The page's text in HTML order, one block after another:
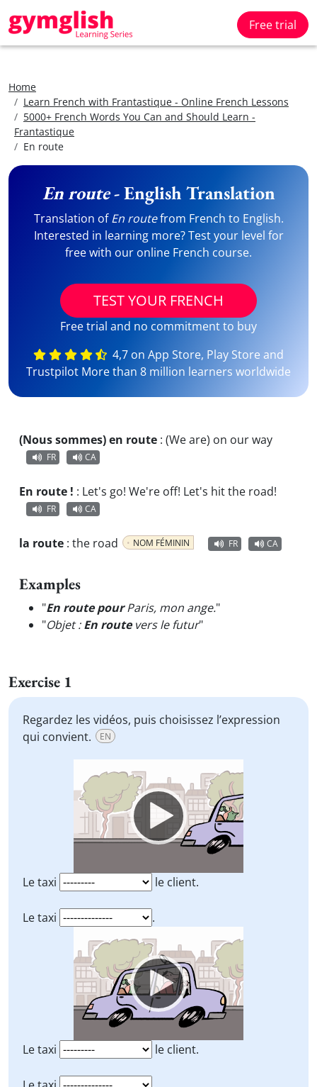
Free trial
Home
Learn French with Frantastique - Online French Lessons
5000+ French Words You Can and Should Learn -
Frantastique
En route
En route- English Translation
Translation ofEn routefrom French to English.
Interested in learning more? Test your level for
free with our online French course.
TEST YOUR FRENCH
Free trial and no commitment to buy
4,7 on App Store, Play Store and
Trustpilot More than 8 million learners worldwide
(Nous sommes) en route : (We are) on our way
FR CA
En route ! : Let's go! We're off! Let's hit the road!
FR CA
la route : the road NOM FÉMININ FR CA
Examples
"En route pourParis, mon ange."
"Objet :En routevers le futur"
Exercise 1
Regardez les vidéos, puis choisissez l’expression
qui convient.
EN
Le taxi le client.
Le taxi
.
Le taxi le client.